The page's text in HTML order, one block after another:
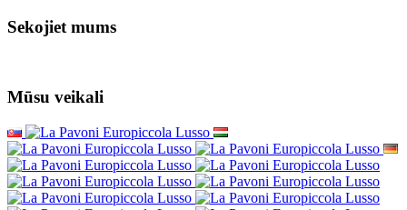
Sekojiet mums
Mūsu veikali